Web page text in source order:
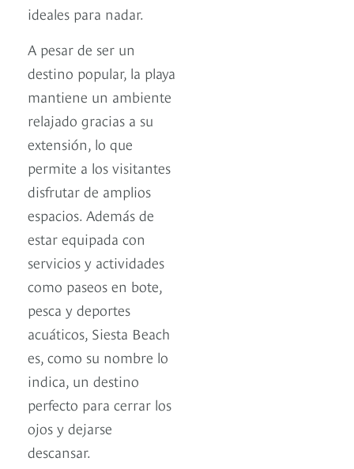
ideales para nadar.
A pesar de ser un
destino popular, la playa
mantiene un ambiente
relajado gracias a su
extensión, lo que
permite a los visitantes
disfrutar de amplios
espacios. Además de
estar equipada con
servicios y actividades
como paseos en bote,
pesca y deportes
acuáticos, Siesta Beach
es, como su nombre lo
indica, un destino
perfecto para cerrar los
ojos y dejarse
descansar.